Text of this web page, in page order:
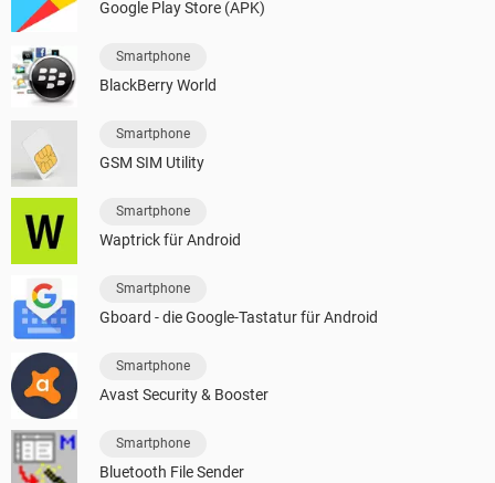
Google Play Store (APK)
Smartphone
BlackBerry World
Smartphone
GSM SIM Utility
Smartphone
Waptrick für Android
Smartphone
Gboard - die Google-Tastatur für Android
Smartphone
Avast Security & Booster
Smartphone
Bluetooth File Sender